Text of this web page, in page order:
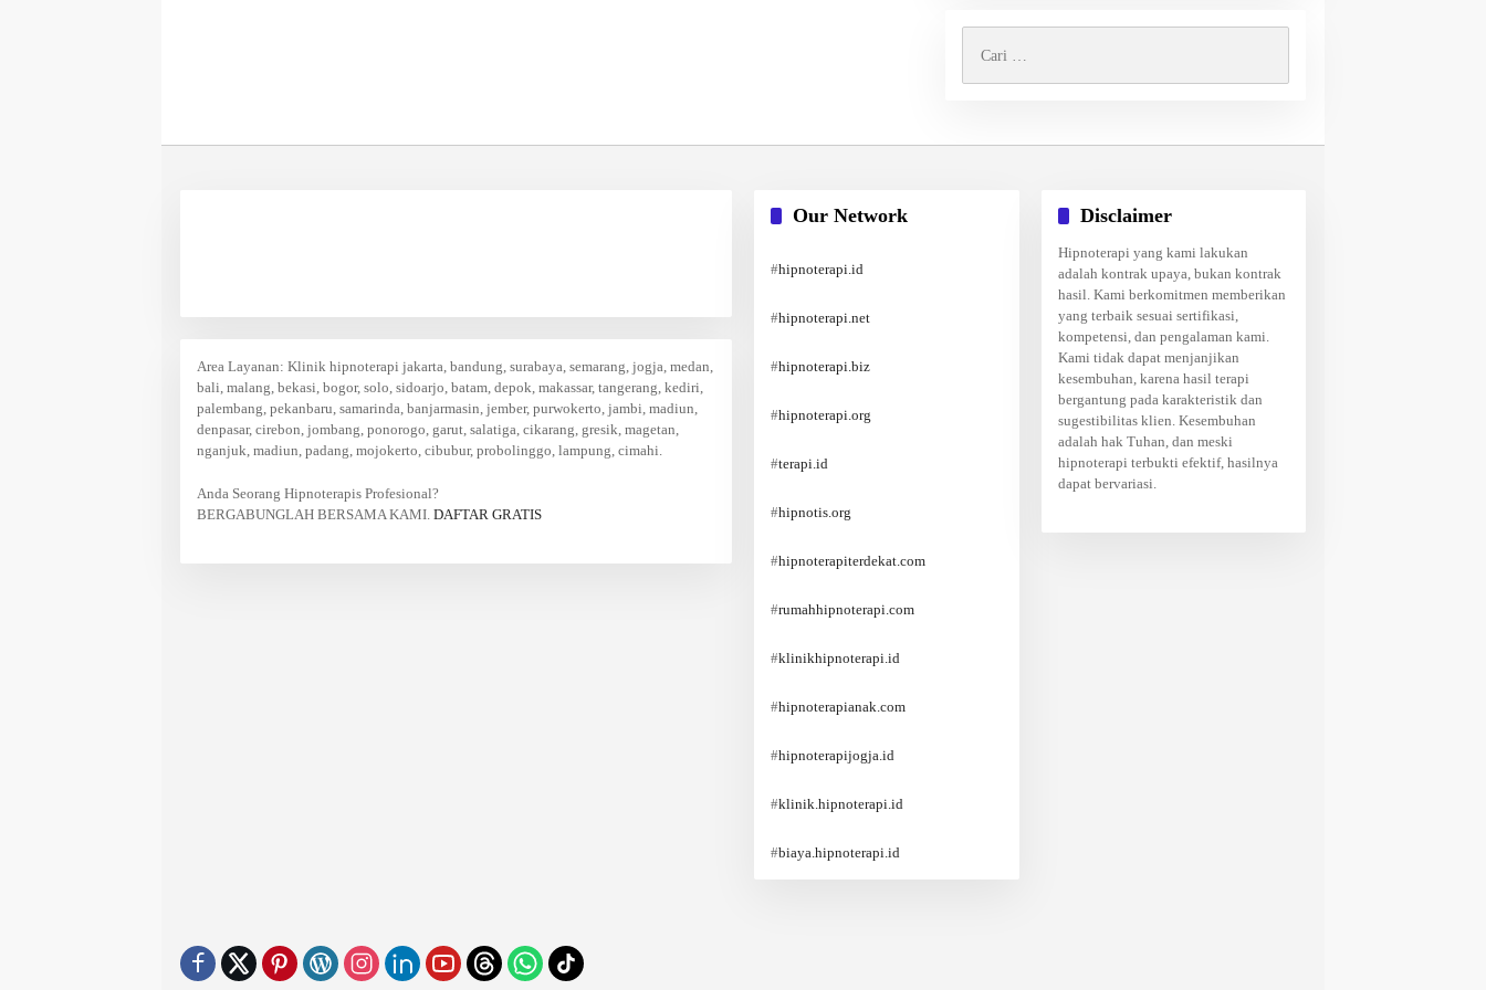
untuk:
Area Layanan: Klinik hipnoterapi jakarta, bandung, surabaya, semarang, jogja, medan,
bali, malang, bekasi, bogor, solo, sidoarjo, batam, depok, makassar, tangerang, kediri,
palembang, pekanbaru, samarinda, banjarmasin, jember, purwokerto, jambi, madiun,
denpasar, cirebon, jombang, ponorogo, garut, salatiga, cikarang, gresik, magetan,
nganjuk, madiun, padang, mojokerto, cibubur, probolinggo, lampung, cimahi.
Anda Seorang Hipnoterapis Profesional?
BERGABUNGLAH BERSAMA KAMI. DAFTAR GRATIS
Our Network
#hipnoterapi.id
#hipnoterapi.net
#hipnoterapi.biz
#hipnoterapi.org
#terapi.id
#hipnotis.org
#hipnoterapiterdekat.com
#rumahhipnoterapi.com
#klinikhipnoterapi.id
#hipnoterapianak.com
#hipnoterapijogja.id
#klinik.hipnoterapi.id
#biaya.hipnoterapi.id
Disclaimer
Hipnoterapi yang kami lakukan
adalah kontrak upaya, bukan kontrak
hasil. Kami berkomitmen memberikan
yang terbaik sesuai sertifikasi,
kompetensi, dan pengalaman kami.
Kami tidak dapat menjanjikan
kesembuhan, karena hasil terapi
bergantung pada karakteristik dan
sugestibilitas klien. Kesembuhan
adalah hak Tuhan, dan meski
hipnoterapi terbukti efektif, hasilnya
dapat bervariasi.